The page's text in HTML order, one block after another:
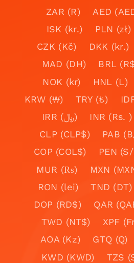
ZAR (R)
AED
ISK (kr.)
PLN (zł)
CZK (Kč)
DKK (kr.)
MAD (DH)
BRL
NOK (kr)
HNL (L)
KRW (₩)
TRY (₺)
IRR (﷼)
INR (Rs. )
CLP (CLP$)
PAB
COP (COL$)
PEN
MUR (₨)
MXN
RON (lei)
TND (DT)
DOP (RD$)
QAR
TWD (NT$)
XPF
AOA (Kz)
GTQ (Q)
KWD (KWD)
TZS